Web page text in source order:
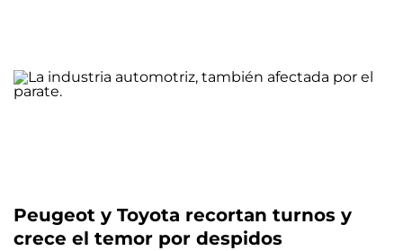
Peugeot y Toyota recortan turnos y
crece el temor por despidos